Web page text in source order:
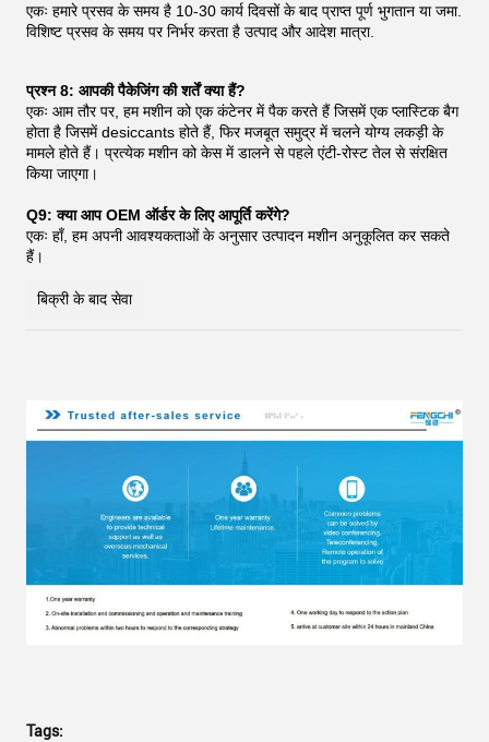
एकः हमारे प्रसव के समय है 10-30 कार्य दिवसों के बाद प्राप्त पूर्ण भुगतान या जमा.
विशिष्ट प्रसव के समय पर निर्भर करता है उत्पाद और आदेश मात्रा.
प्रश्न 8: आपकी पैकेजिंग की शर्तें क्या हैं?
एकः आम तौर पर, हम मशीन को एक कंटेनर में पैक करते हैं जिसमें एक प्लास्टिक बैग
होता है जिसमें desiccants होते हैं, फिर मजबूत समुद्र में चलने योग्य लकड़ी के
मामले होते हैं। प्रत्येक मशीन को केस में डालने से पहले एंटी-रोस्ट तेल से संरक्षित
किया जाएगा।
Q9: क्या आप OEM ऑर्डर के लिए आपूर्ति करेंगे?
एकः हाँ, हम अपनी आवश्यकताओं के अनुसार उत्पादन मशीन अनुकूलित कर सकते
हैं।
बिक्री के बाद सेवा
Tags: